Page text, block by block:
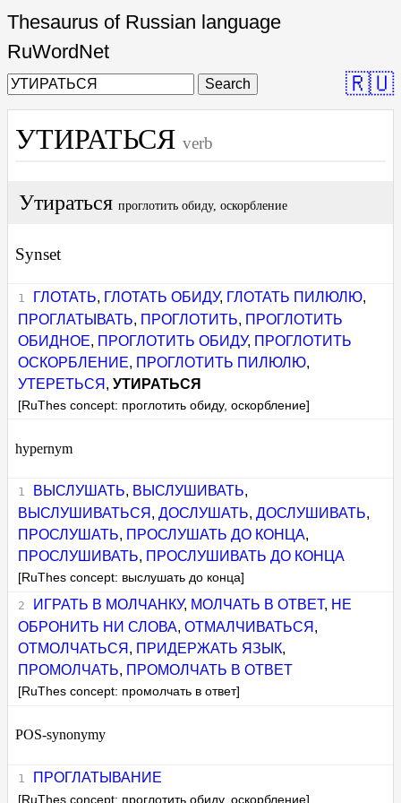
Thesaurus of Russian language
RuWordNet
Search 🇷🇺
УТИРАТЬСЯ verb
Утираться проглотить обиду, оскорбление
Synset
ГЛОТАТЬ, ГЛОТАТЬ ОБИДУ, ГЛОТАТЬ ПИЛЮЛЮ,
ПРОГЛАТЫВАТЬ, ПРОГЛОТИТЬ, ПРОГЛОТИТЬ
ОБИДНОЕ, ПРОГЛОТИТЬ ОБИДУ, ПРОГЛОТИТЬ
ОСКОРБЛЕНИЕ, ПРОГЛОТИТЬ ПИЛЮЛЮ,
УТЕРЕТЬСЯ ,УТИРАТЬСЯ
[RuThes concept: проглотить обиду, оскорбление]
hypernym
ВЫСЛУШАТЬ, ВЫСЛУШИВАТЬ,
ВЫСЛУШИВАТЬСЯ ,ДОСЛУШАТЬ,ДОСЛУШИВАТЬ,
ПРОСЛУШАТЬ, ПРОСЛУШАТЬ ДО КОНЦА,
ПРОСЛУШИВАТЬ, ПРОСЛУШИВАТЬ ДО КОНЦА
[RuThes concept: выслушать до конца]
ИГРАТЬ В МОЛЧАНКУ, МОЛЧАТЬ В ОТВЕТ, НЕ
ОБРОНИТЬ НИ СЛОВА,ОТМАЛЧИВАТЬСЯ ,
ОТМОЛЧАТЬСЯ , ПРИДЕРЖАТЬ ЯЗЫК,
ПРОМОЛЧАТЬ, ПРОМОЛЧАТЬ В ОТВЕТ
[RuThes concept: промолчать в ответ]
POS-synonymy
ПРОГЛАТЫВАНИЕ
[RuThes concept: проглотить обиду, оскорбление]